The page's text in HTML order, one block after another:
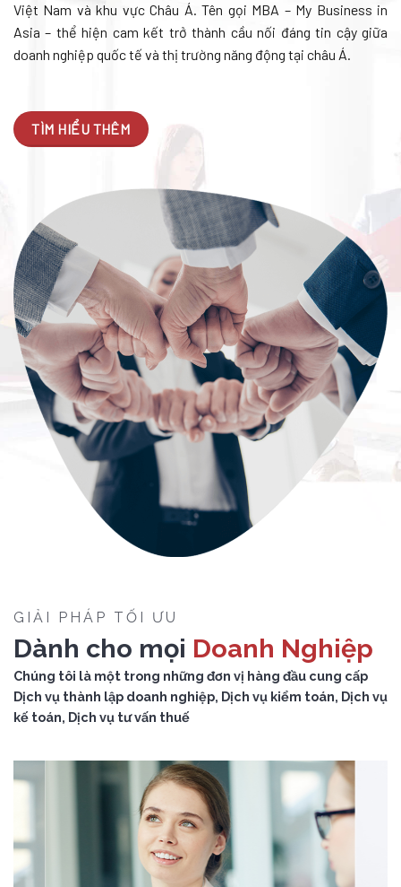
Việt Nam và khu vực Châu Á. Tên gọi MBA – My Business in
Asia – thể hiện cam kết trở thành cầu nối đáng tin cậy giữa
doanh nghiệp quốc tế và thị trường năng động tại châu Á.
TÌM HIỂU THÊM
GIẢI PHÁP TỐI ƯU
Dành cho mọi Doanh Nghiệp
Chúng tôi là một trong những đơn vị hàng đầu cung cấp
Dịch vụ thành lập doanh nghiệp, Dịch vụ kiểm toán, Dịch vụ
kế toán, Dịch vụ tư vấn thuế